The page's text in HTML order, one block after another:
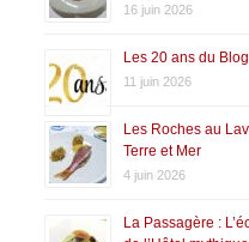
16 juin 2026
Les 20 ans du
11 juin 2026
Les Roches au
Terre et Mer
4 juin 2026
La Passagère :